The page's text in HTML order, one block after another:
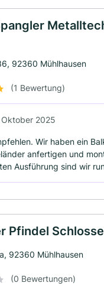
92360 Mühlhausen
(1 Bewertung)
2025
Wir haben ein
anfertigen und
Ausführung sind wir
Pfindel
92360 Mühlhausen
(0 Bewertungen)